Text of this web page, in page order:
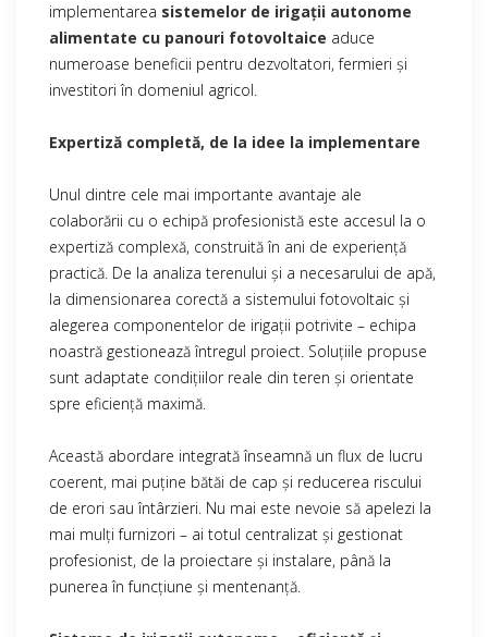
implementarea sistemelor de irigații autonome
alimentate cu panouri fotovoltaice aduce
numeroase beneficii pentru dezvoltatori, fermieri și
investitori în domeniul agricol.
Expertiză completă, de la idee la implementare
Unul dintre cele mai importante avantaje ale
colaborării cu o echipă profesionistă este accesul la o
expertiză complexă, construită în ani de experiență
practică. De la analiza terenului și a necesarului de apă,
la dimensionarea corectă a sistemului fotovoltaic și
alegerea componentelor de irigații potrivite – echipa
noastră gestionează întregul proiect. Soluțiile propuse
sunt adaptate condițiilor reale din teren și orientate
spre eficiență maximă.
Această abordare integrată înseamnă un flux de lucru
coerent, mai puține bătăi de cap și reducerea riscului
de erori sau întârzieri. Nu mai este nevoie să apelezi la
mai mulți furnizori – ai totul centralizat și gestionat
profesionist, de la proiectare și instalare, până la
punerea în funcțiune și mentenanță.